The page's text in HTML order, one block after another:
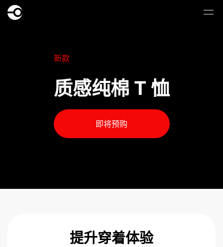
新款
质感纯棉 T 恤
即将预购
提升穿着体验